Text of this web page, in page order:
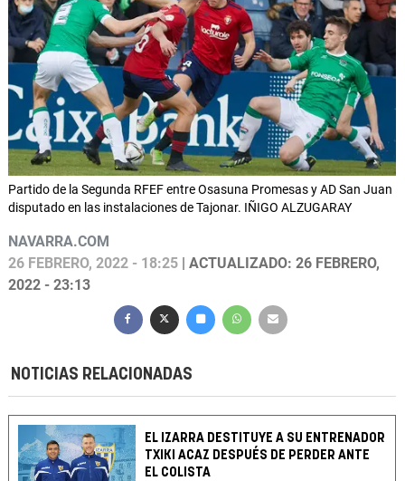
Partido de la Segunda RFEF entre Osasuna Promesas y AD San Juan
disputado en las instalaciones de Tajonar. IÑIGO ALZUGARAY
NAVARRA.COM
26 FEBRERO, 2022 - 18:25 | ACTUALIZADO: 26 FEBRERO,
2022 - 23:13
NOTICIAS RELACIONADAS
EL IZARRA DESTITUYE A SU ENTRENADOR
TXIKI ACAZ DESPUÉS DE PERDER ANTE
EL COLISTA